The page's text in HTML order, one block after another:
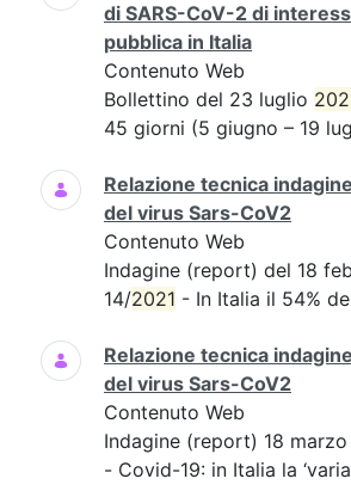
di SARS-CoV-2 di
pubblica in Italia
Contenuto Web
Bollettino del 23 luglio
45 giorni (5 giugno – 19
Relazione tecnica
del virus Sars-CoV2
Contenuto Web
Indagine (report) del 18
14/2021 - In Italia il 54%
Relazione tecnica
del virus Sars-CoV2
Contenuto Web
Indagine (report) 18
- Covid-19: in Italia la